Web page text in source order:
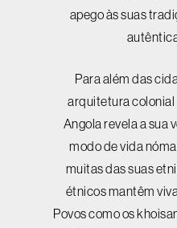
apego às suas
Para além das
arquitetura colonial
Angola revela a sua
modo de vida
muitas das suas
étnicos mantêm
Povos como os